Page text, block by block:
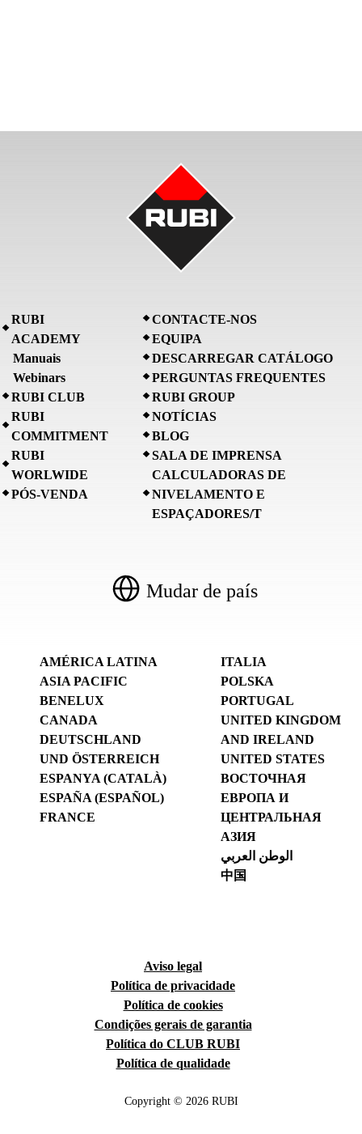
RUBI
ACADEMY
Manuais
Webinars
RUBI CLUB
RUBI
COMMITMENT
RUBI
WORLWIDE
PÓS-VENDA
CONTACTE-NOS
EQUIPA
DESCARREGAR CATÁLOGO
PERGUNTAS FREQUENTES
RUBI GROUP
NOTÍCIAS
BLOG
SALA DE IMPRENSA
CALCULADORAS DE
NIVELAMENTO E
ESPAÇADORES/T
Mudar de país
AMÉRICA LATINA
ASIA PACIFIC
BENELUX
CANADA
DEUTSCHLAND
UND ÖSTERREICH
ESPANYA (CATALÀ)
ESPAÑA (ESPAÑOL)
FRANCE
ITALIA
POLSKA
PORTUGAL
UNITED KINGDOM
AND IRELAND
UNITED STATES
ВОСТОЧНАЯ
ЕВРОПА И
ЦЕНТРАЛЬНАЯ
АЗИЯ
الوطن العربي
中国
Aviso legal
Política de privacidade
Política de cookies
Condições gerais de garantia
Política do CLUB RUBI
Política de qualidade
Copyright © 2026 RUBI